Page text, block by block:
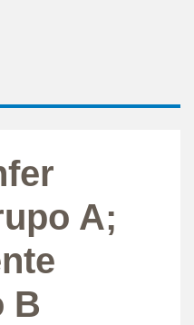
A;
B